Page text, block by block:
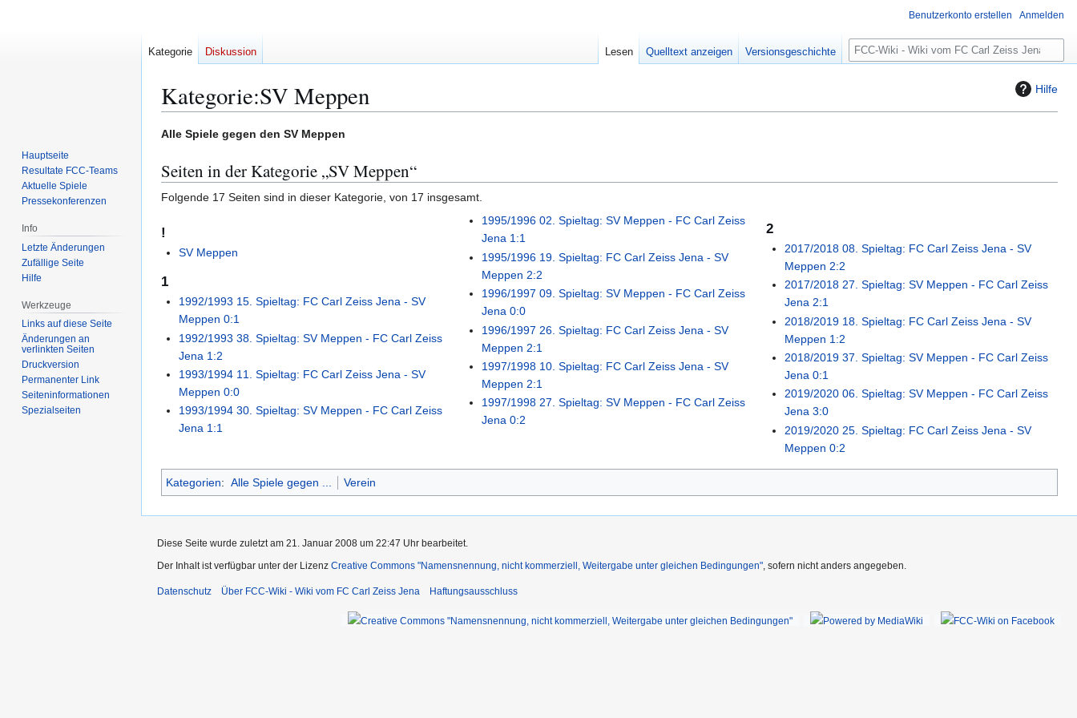
Hilfe
Kategorie:SV Meppen
Zur
springen
Zur
springen
Alle Spiele gegen den SV Meppen
Seiten in der Kategorie „SV Meppen“
Folgende 17 Seiten sind in dieser Kategorie, von 17 insgesamt.
!
SV Meppen
1
1992/1993 15. Spieltag: FC Carl Zeiss Jena - SV
Meppen 0:1
1992/1993 38. Spieltag: SV Meppen - FC Carl Zeiss
Jena 1:2
1993/1994 11. Spieltag: FC Carl Zeiss Jena - SV
Meppen 0:0
1993/1994 30. Spieltag: SV Meppen - FC Carl Zeiss
Jena 1:1
1995/1996 02. Spieltag: SV Meppen - FC Carl Zeiss
Jena 1:1
1995/1996 19. Spieltag: FC Carl Zeiss Jena - SV
Meppen 2:2
1996/1997 09. Spieltag: SV Meppen - FC Carl Zeiss
Jena 0:0
1996/1997 26. Spieltag: FC Carl Zeiss Jena - SV
Meppen 2:1
1997/1998 10. Spieltag: FC Carl Zeiss Jena - SV
Meppen 2:1
1997/1998 27. Spieltag: SV Meppen - FC Carl Zeiss
Jena 0:2
2
2017/2018 08. Spieltag: FC Carl Zeiss Jena - SV
Meppen 2:2
2017/2018 27. Spieltag: SV Meppen - FC Carl Zeiss
Jena 2:1
2018/2019 18. Spieltag: FC Carl Zeiss Jena - SV
Meppen 1:2
2018/2019 37. Spieltag: SV Meppen - FC Carl Zeiss
Jena 0:1
2019/2020 06. Spieltag: SV Meppen - FC Carl Zeiss
Jena 3:0
2019/2020 25. Spieltag: FC Carl Zeiss Jena - SV
Meppen 0:2
Kategorien: Alle Spiele gegen ... Verein
Benutzerkonto erstellen Anmelden
Kategorie Diskussion Lesen Quelltext anzeigen Versionsgeschichte
S
u
e
Hauptseite
Resultate FCC-Teams
Aktuelle Spiele
Pressekonferenzen
Info
Letzte Änderungen
Zufällige Seite
Hilfe
Werkzeuge
Links auf diese Seite
Änderungen an
verlinkten Seiten
Druckversion
Permanenter Link
Seiten­­informationen
Spezialseiten
Diese Seite wurde zuletzt am 21. Januar 2008 um 22:47 Uhr bearbeitet.
Der Inhalt ist verfügbar unter der Lizenz Creative Commons "Namensnennung, nicht kommerziell, Weitergabe unter gleichen Bedingungen", sofern nicht anders angegeben.
Datenschutz Über FCC-Wiki - Wiki vom FC Carl Zeiss Jena Haftungsausschluss